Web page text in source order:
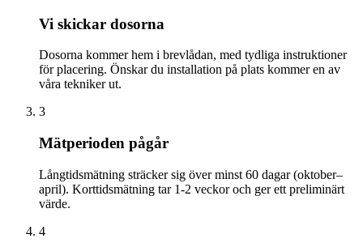
Vi skickar dosorna
Dosorna kommer hem i brevlådan, med tydliga instruktioner
för placering. Önskar du installation på plats kommer en av
våra tekniker ut.
3
Mätperioden pågår
Långtidsmätning sträcker sig över minst 60 dagar (oktober–
april). Korttidsmätning tar 1-2 veckor och ger ett preliminärt
värde.
4